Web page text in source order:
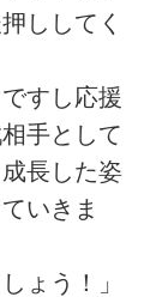
ししてく
すし応援
手として
長した姿
いきま
ょう！」